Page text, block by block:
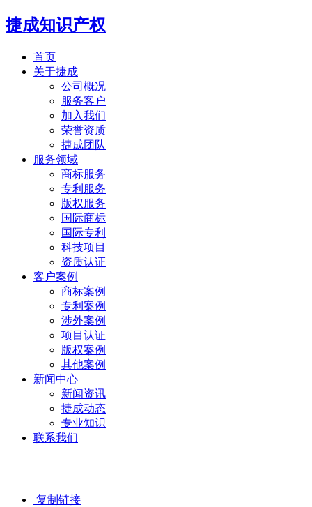
捷成知识产权
首页
关于捷成
公司概况
服务客户
加入我们
荣誉资质
捷成团队
服务领域
商标服务
专利服务
版权服务
国际商标
国际专利
科技项目
资质认证
客户案例
商标案例
专利案例
涉外案例
项目认证
版权案例
其他案例
新闻中心
新闻资讯
捷成动态
专业知识
联系我们
复制链接